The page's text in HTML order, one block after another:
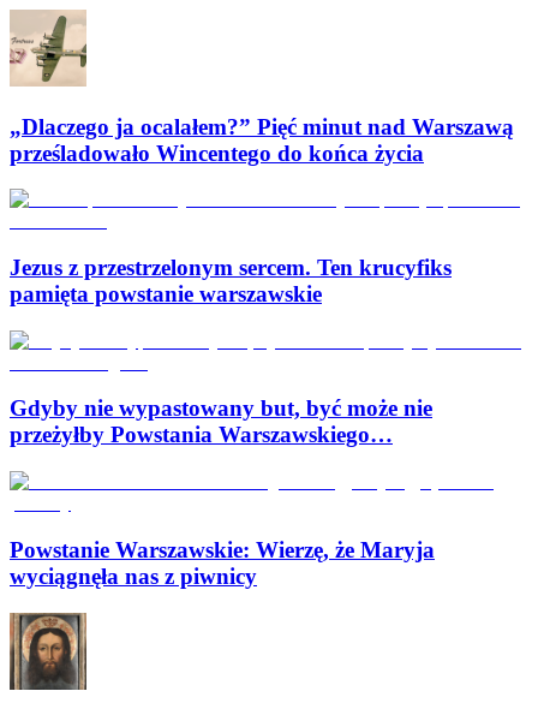
„Dlaczego ja ocalałem?” Pięć minut nad Warszawą
prześladowało Wincentego do końca życia
Jezus z przestrzelonym sercem. Ten krucyfiks
pamięta powstanie warszawskie
Gdyby nie wypastowany but, być może nie
przeżyłby Powstania Warszawskiego…
Powstanie Warszawskie: Wierzę, że Maryja
wyciągnęła nas z piwnicy